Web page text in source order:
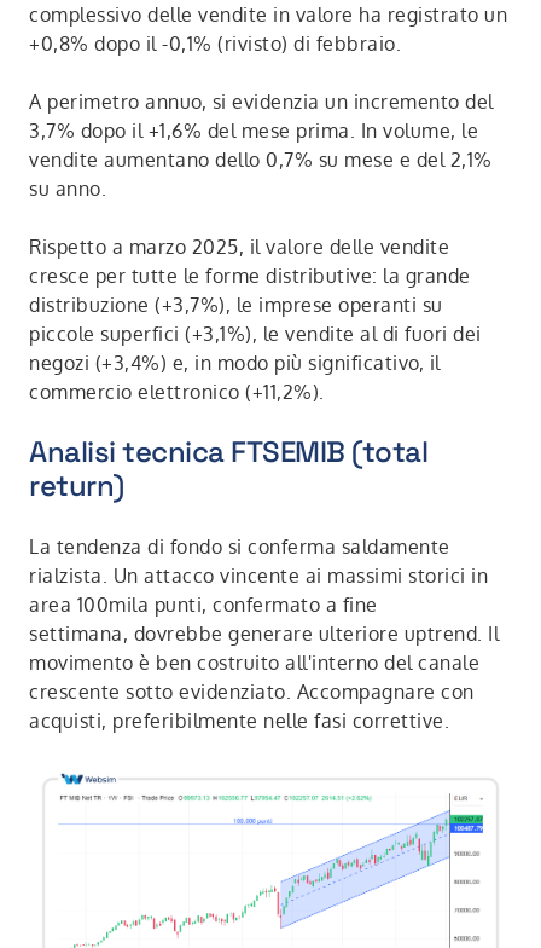
complessivo delle vendite in valore ha registrato un
+0,8% dopo il -0,1% (rivisto) di febbraio.
A perimetro annuo, si evidenzia un incremento del
3,7% dopo il +1,6% del mese prima. In volume, le
vendite aumentano dello 0,7% su mese e del 2,1%
su anno.
Rispetto a marzo 2025, il valore delle vendite
cresce per tutte le forme distributive: la grande
distribuzione (+3,7%), le imprese operanti su
piccole superfici (+3,1%), le vendite al di fuori dei
negozi (+3,4%) e, in modo più significativo, il
commercio elettronico (+11,2%).
Analisi tecnica FTSEMIB (total
return)
La tendenza di fondo si conferma saldamente
rialzista. Un attacco vincente ai massimi storici in
area 100mila punti, confermato a fine
settimana, dovrebbe generare ulteriore uptrend. Il
movimento è ben costruito all'interno del canale
crescente sotto evidenziato. Accompagnare con
acquisti, preferibilmente nelle fasi correttive.